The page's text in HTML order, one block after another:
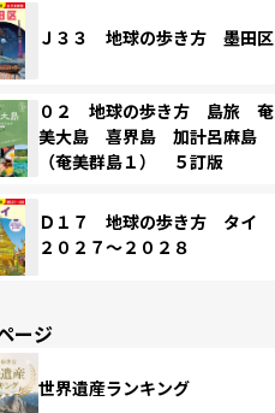
Ｊ３３ 地球の歩き方 墨田区
０２ 地球の歩き方 島旅 奄
美大島 喜界島 加計呂麻島
（奄美群島１） ５訂版
Ｄ１７ 地球の歩き方 タイ
２０２７～２０２８
ージ
世界遺産ランキング